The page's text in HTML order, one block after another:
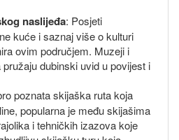
naslijeđa: Posjeti
kuće i saznaj više o kulturi
ovim područjem. Muzeji i
pružaju dubinski uvid u povijest i
poznata skijaška ruta koja
popularna je među skijašima
i tehničkih izazova koje